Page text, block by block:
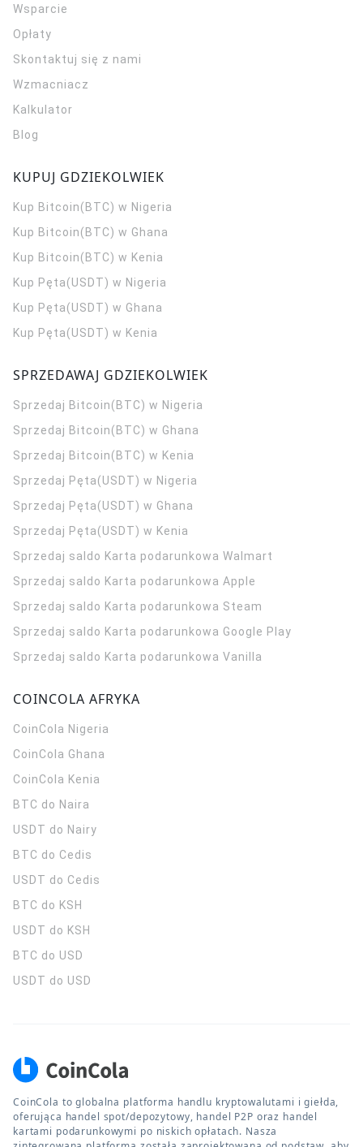
Wsparcie
Opłaty
Skontaktuj się z nami
Wzmacniacz
Kalkulator
Blog
KUPUJ GDZIEKOLWIEK
Kup Bitcoin(BTC) w Nigeria
Kup Bitcoin(BTC) w Ghana
Kup Bitcoin(BTC) w Kenia
Kup Pęta(USDT) w Nigeria
Kup Pęta(USDT) w Ghana
Kup Pęta(USDT) w Kenia
SPRZEDAWAJ GDZIEKOLWIEK
Sprzedaj Bitcoin(BTC) w Nigeria
Sprzedaj Bitcoin(BTC) w Ghana
Sprzedaj Bitcoin(BTC) w Kenia
Sprzedaj Pęta(USDT) w Nigeria
Sprzedaj Pęta(USDT) w Ghana
Sprzedaj Pęta(USDT) w Kenia
Sprzedaj saldo Karta podarunkowa Walmart
Sprzedaj saldo Karta podarunkowa Apple
Sprzedaj saldo Karta podarunkowa Steam
Sprzedaj saldo Karta podarunkowa Google Play
Sprzedaj saldo Karta podarunkowa Vanilla
COINCOLA AFRYKA
CoinCola Nigeria
CoinCola Ghana
CoinCola Kenia
BTC do Naira
USDT do Nairy
BTC do Cedis
USDT do Cedis
BTC do KSH
USDT do KSH
BTC do USD
USDT do USD
CoinCola to globalna platforma handlu kryptowalutami i giełda,
oferująca handel spot/depozytowy, handel P2P oraz handel
kartami podarunkowymi po niskich opłatach. Nasza